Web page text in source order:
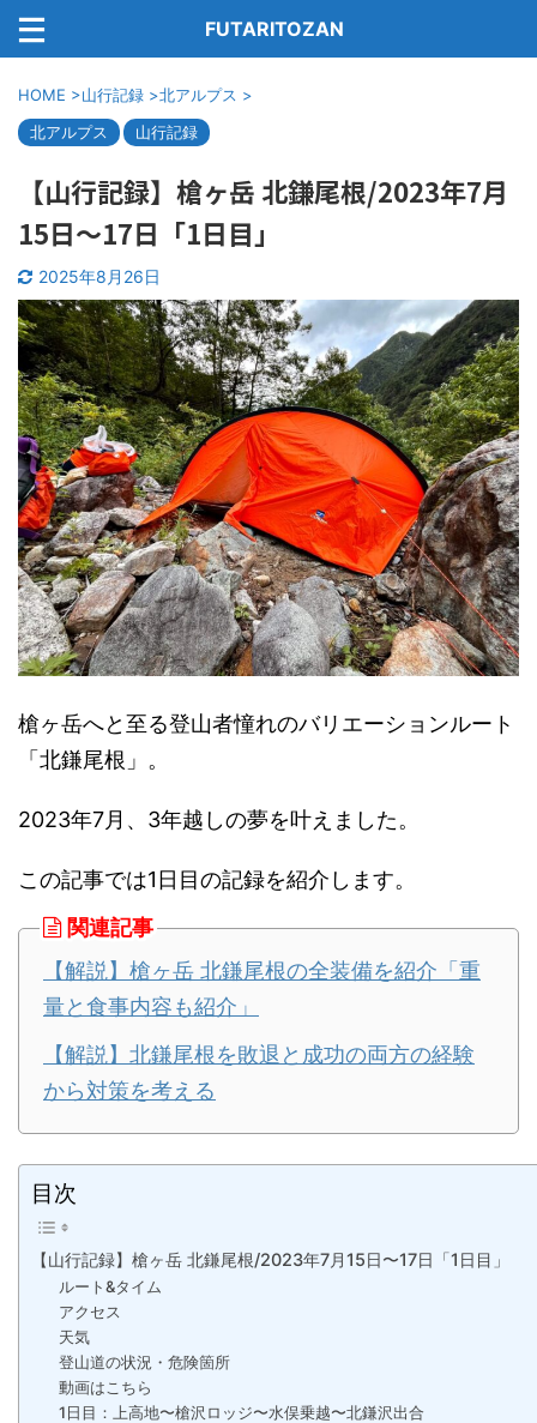
FUTARITOZAN
HOME >山行記録 >北アルプス >
北アルプス
山行記録
【山行記録】槍ヶ岳 北鎌尾根/2023年7月
15日〜17日「1日目」
2025年8月26日
槍ヶ岳へと至る登山者憧れのバリエーションルート
「北鎌尾根」。
2023年7月、3年越しの夢を叶えました。
この記事では1日目の記録を紹介します。
関連記事
【解説】槍ヶ岳 北鎌尾根の全装備を紹介「重
量と食事内容も紹介」
【解説】北鎌尾根を敗退と成功の両方の経験
から対策を考える
目次
【山行記録】槍ヶ岳 北鎌尾根/2023年7月15日〜17日「1日目」
ルート&タイム
アクセス
天気
登山道の状況・危険箇所
動画はこちら
1日目：上高地〜槍沢ロッジ〜水俣乗越〜北鎌沢出合